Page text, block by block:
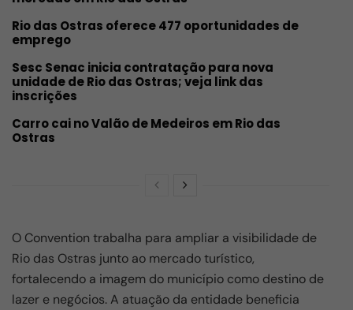
Rio das Ostras oferece 477 oportunidades de
emprego
Sesc Senac inicia contratação para nova
unidade de Rio das Ostras; veja link das
inscrições
Carro cai no Valão de Medeiros em Rio das
Ostras
O Convention trabalha para ampliar a visibilidade de
Rio das Ostras junto ao mercado turístico,
fortalecendo a imagem do município como destino de
lazer e negócios. A atuação da entidade beneficia